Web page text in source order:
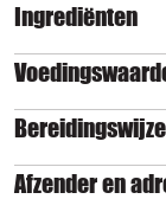
Ingrediënten
Bereidingswijze
Afzender en